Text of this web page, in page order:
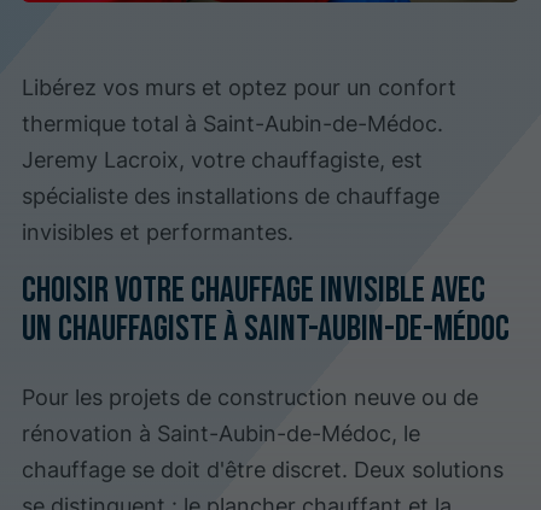
Libérez vos murs et optez pour un confort
thermique total à Saint-Aubin-de-Médoc.
Jeremy Lacroix, votre chauffagiste, est
spécialiste des installations de chauffage
invisibles et performantes.
Choisir votre chauffage invisible avec
un chauffagiste à Saint-Aubin-de-Médoc
Pour les projets de construction neuve ou de
rénovation à Saint-Aubin-de-Médoc, le
chauffage se doit d'être discret. Deux solutions